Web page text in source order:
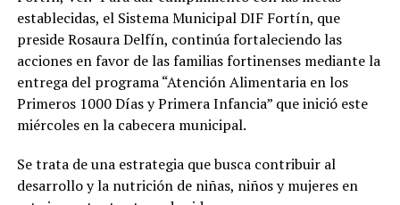
establecidas, el Sistema Municipal DIF Fortín, que
preside Rosaura Delfín, continúa fortaleciendo las
acciones en favor de las familias fortinenses mediante la
entrega del programa “Atención Alimentaria en los
Primeros 1000 Días y Primera Infancia” que inició este
miércoles en la cabecera municipal.
Se trata de una estrategia que busca contribuir al
desarrollo y la nutrición de niñas, niños y mujeres en